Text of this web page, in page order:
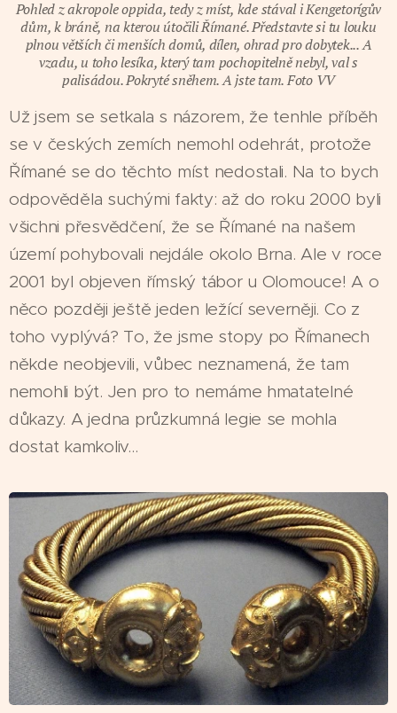
Pohled z akropole oppida, tedy z míst, kde stával i Kengetorígův
dům, k bráně, na kterou útočili Římané. Představte si tu louku
plnou větších či menších domů, dílen, ohrad pro dobytek... A
vzadu, u toho lesíka, který tam pochopitelně nebyl, val s
palisádou. Pokryté sněhem. A jste tam. Foto VV
Už jsem se setkala s názorem, že tenhle příběh
se v českých zemích nemohl odehrát, protože
Římané se do těchto míst nedostali. Na to bych
odpověděla suchými fakty: až do roku 2000 byli
všichni přesvědčení, že se Římané na našem
území pohybovali nejdále okolo Brna. Ale v roce
2001 byl objeven římský tábor u Olomouce! A o
něco později ještě jeden ležící severněji. Co z
toho vyplývá? To, že jsme stopy po Římanech
někde neobjevili, vůbec neznamená, že tam
nemohli být. Jen pro to nemáme hmatatelné
důkazy. A jedna průzkumná legie se mohla
dostat kamkoliv...